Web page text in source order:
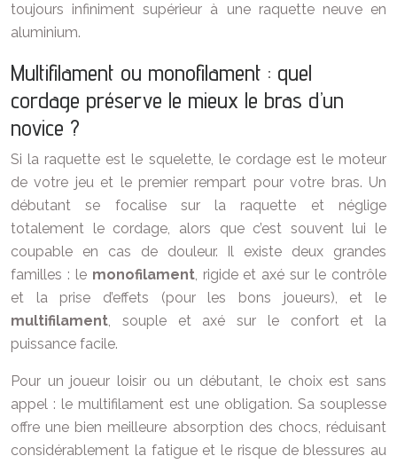
toujours infiniment supérieur à une raquette neuve en
aluminium.
Multifilament ou monofilament : quel
cordage préserve le mieux le bras d’un
novice ?
Si la raquette est le squelette, le cordage est le moteur
de votre jeu et le premier rempart pour votre bras. Un
débutant se focalise sur la raquette et néglige
totalement le cordage, alors que c’est souvent lui le
coupable en cas de douleur. Il existe deux grandes
familles : le monofilament, rigide et axé sur le contrôle
et la prise d’effets (pour les bons joueurs), et le
multifilament, souple et axé sur le confort et la
puissance facile.
Pour un joueur loisir ou un débutant, le choix est sans
appel : le multifilament est une obligation. Sa souplesse
offre une bien meilleure absorption des chocs, réduisant
considérablement la fatigue et le risque de blessures au